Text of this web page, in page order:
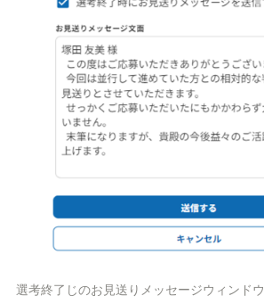
選考終了じのお見送りメッセージウィンドウ